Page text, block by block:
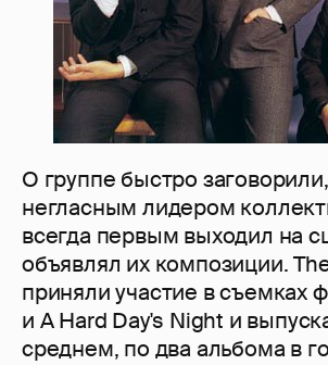
О группе быстро
негласным лидером
всегда первым выходил на
объявлял их композиции.
приняли участие в съемках
и A Hard Day's Night и
среднем, по два альбома в